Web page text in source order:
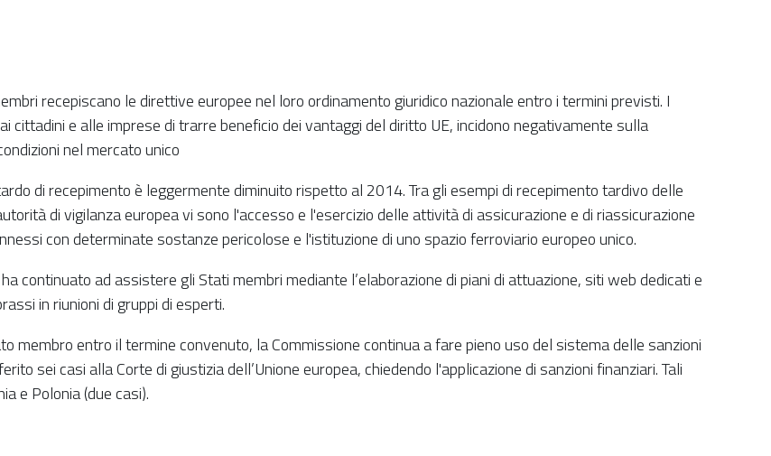
recepiscano le direttive europee nel loro ordinamento giuridico nazionale entro i termini previsti. I
cittadini e alle imprese di trarre beneficio dei vantaggi del diritto UE, incidono negativamente sulla
nel mercato unico
di recepimento è leggermente diminuito rispetto al 2014. Tra gli esempi di recepimento tardivo delle
di vigilanza europea vi sono l'accesso e l'esercizio delle attività di assicurazione e di riassicurazione
con determinate sostanze pericolose e l'istituzione di uno spazio ferroviario europeo unico.
continuato ad assistere gli Stati membri mediante l’elaborazione di piani di attuazione, siti web dedicati e
in riunioni di gruppi di esperti.
membro entro il termine convenuto, la Commissione continua a fare pieno uso del sistema delle sanzioni
sei casi alla Corte di giustizia dell’Unione europea, chiedendo l'applicazione di sanzioni finanziari. Tali
e Polonia (due casi).